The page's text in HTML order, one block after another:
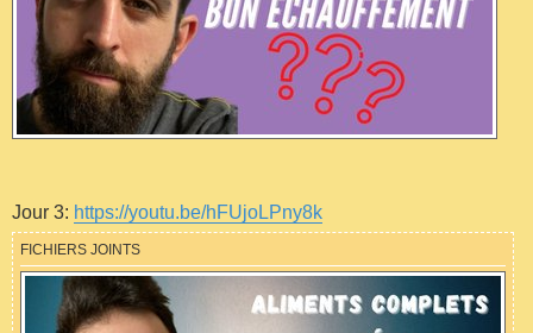
Jour 3: https://youtu.be/hFUjoLPny8k
FICHIERS JOINTS